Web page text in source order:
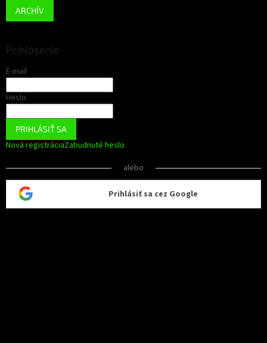
ARCHÍV
Prihlásenie
E-mail
Heslo
PRIHLÁSIŤ SA
Nová registráciaZabudnuté heslo
alebo
Prihlásiť sa cez Google